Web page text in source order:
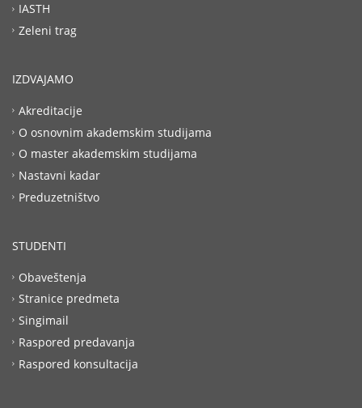
IASTH
Zeleni trag
IZDVAJAMO
Akreditacije
O osnovnim akademskim studijama
O master akademskim studijama
Nastavni kadar
Preduzetništvo
STUDENTI
Obaveštenja
Stranice predmeta
Singimail
Raspored predavanja
Raspored konsultacija